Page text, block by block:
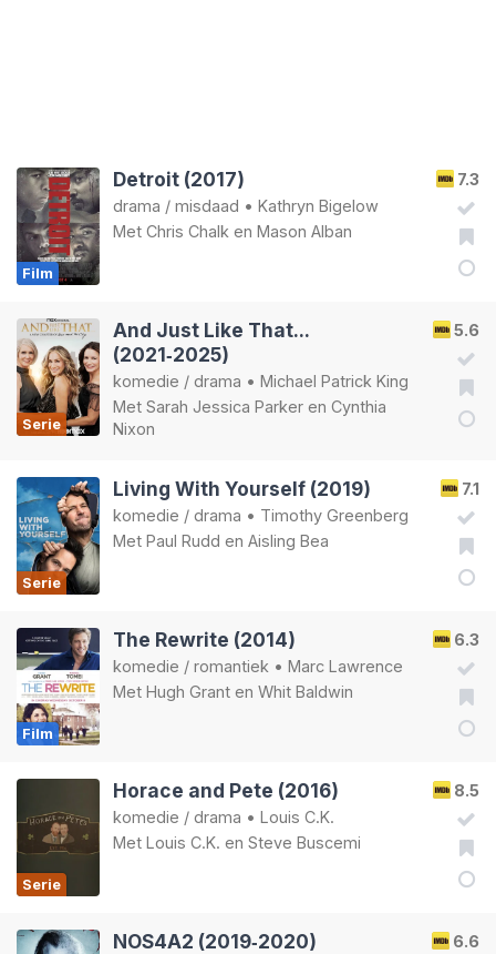
Film
7.3
Detroit (2017)
drama / misdaad • Kathryn Bigelow
Met Chris Chalk en Mason Alban
Serie
5.6
And Just Like That...
(2021‑2025)
komedie / drama • Michael Patrick King
Met Sarah Jessica Parker en Cynthia
Nixon
Serie
7.1
Living With Yourself (2019)
komedie / drama • Timothy Greenberg
Met Paul Rudd en Aisling Bea
Film
6.3
The Rewrite (2014)
komedie / romantiek • Marc Lawrence
Met Hugh Grant en Whit Baldwin
Serie
8.5
Horace and Pete (2016)
komedie / drama • Louis C.K.
Met Louis C.K. en Steve Buscemi
6.6
NOS4A2 (2019‑2020)